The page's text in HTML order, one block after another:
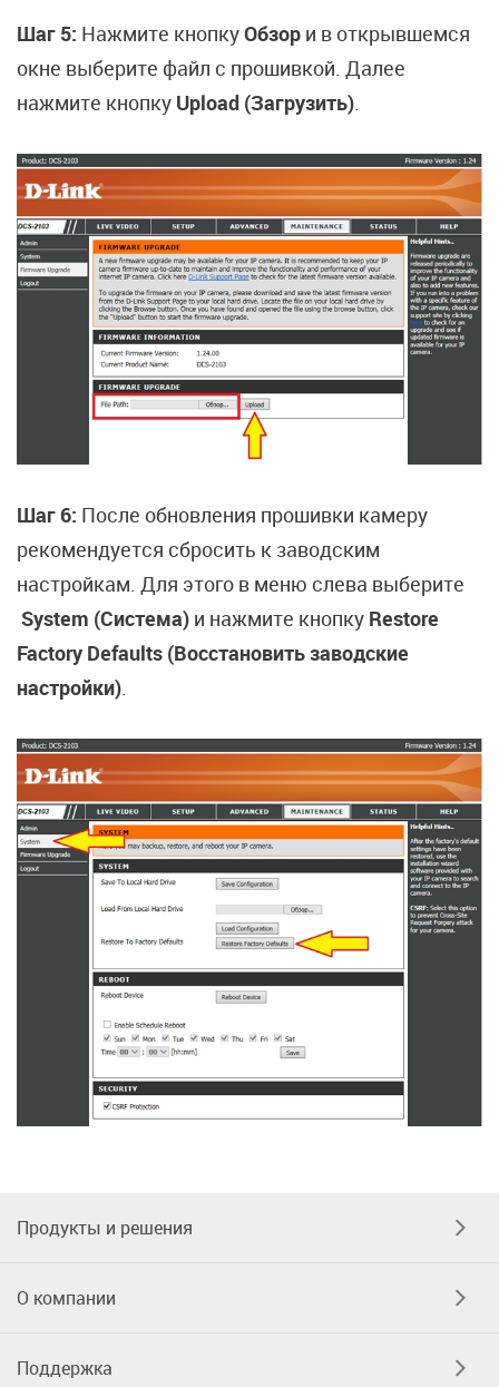
Шаг 5: Нажмите кнопкуОбзор и в открывшемся
окне выберите файл с прошивкой. Далее
нажмите кнопку Upload (Загрузить).
Шаг 6: После обновления прошивки камеру
рекомендуется сбросить к заводским
настройкам. Для этого в меню слева выберите
System (Система) и нажмите кнопку Restore
Factory Defaults (Восстановить заводские
настройки).
Продукты и решения
О компании
Поддержка